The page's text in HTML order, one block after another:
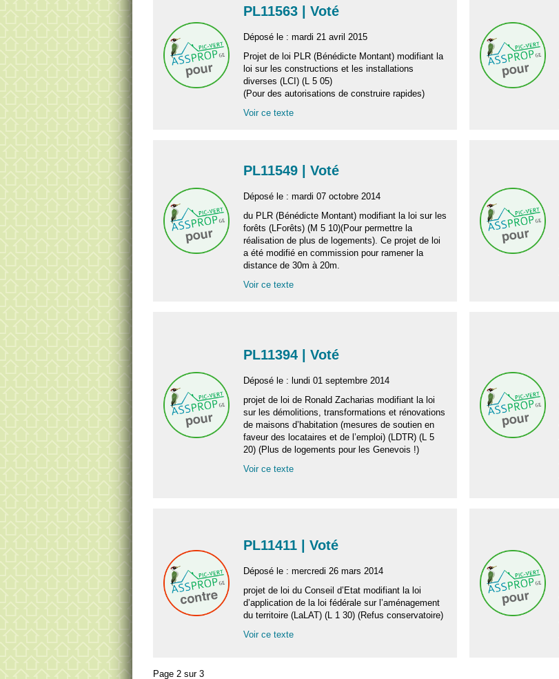
PL11563 | Voté
Déposé le : mardi 21 avril 2015
Projet de loi PLR (Bénédicte Montant) modifiant la
loi sur les constructions et les installations
diverses (LCI) (L 5 05)
(Pour des autorisations de construire rapides)
Voir ce texte
PL11549 | Voté
Déposé le : mardi 07 octobre 2014
du PLR (Bénédicte Montant) modifiant la loi sur les
forêts (LForêts) (M 5 10)(Pour permettre la
réalisation de plus de logements). Ce projet de loi
a été modifié en commission pour ramener la
distance de 30m à 20m.
Voir ce texte
PL11394 | Voté
Déposé le : lundi 01 septembre 2014
projet de loi de Ronald Zacharias modifiant la loi
sur les démolitions, transformations et rénovations
de maisons d’habitation (mesures de soutien en
faveur des locataires et de l’emploi) (LDTR) (L 5
20) (Plus de logements pour les Genevois !)
Voir ce texte
PL11411 | Voté
Déposé le : mercredi 26 mars 2014
projet de loi du Conseil d’Etat modifiant la loi
d’application de la loi fédérale sur l’aménagement
du territoire (LaLAT) (L 1 30) (Refus conservatoire)
Voir ce texte
Page 2 sur 3